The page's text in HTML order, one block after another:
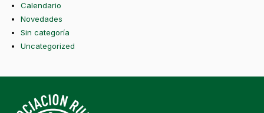
Calendario
Novedades
Sin categoría
Uncategorized